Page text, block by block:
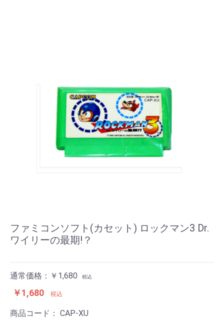
ファミコンソフト(カセット) ロックマン3 Dr.
ワイリーの最期!？
通常価格：￥1,680 税込
￥1,680 税込
商品コード： CAP-XU